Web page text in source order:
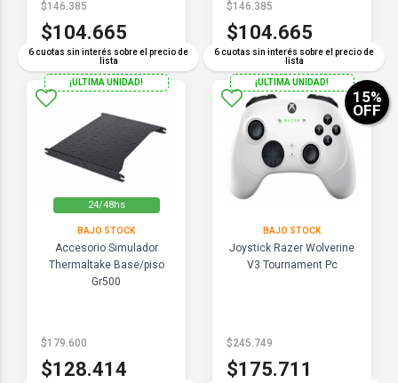
6 cuotas sin interés sobre el precio de
lista
$146.385
$104.665
6 cuotas sin interés sobre el precio de
lista
$146.385
$104.665
24/48hs
¡ULTIMA UNIDAD!
BAJO STOCK
Accesorio Simulador
Thermaltake Base/piso
Gr500
$179.600
$128.414
¡ULTIMA UNIDAD!
BAJO STOCK
Joystick Razer Wolverine
V3 Tournament Pc
15%
OFF
$245.749
$175.711